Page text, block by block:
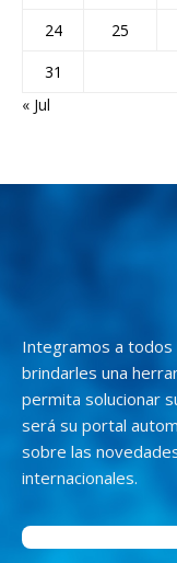
24
25
31
« Jul
Integramos a
brindarles una
permita solucionar
será su portal
sobre las
internacionales.